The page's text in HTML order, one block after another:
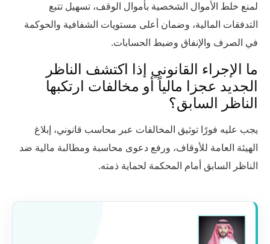
لمنع خلط الأموال الشخصية بأموال الوقف، تسهيل تتبع
التدفقات المالية، وضمان أعلى مستويات الشفافية والحوكمة
في الصرف والإنفاق وضبط الحسابات.
ما الإجراء القانوني إذا اكتشف الناظر
الجديد عجزا مالياً أو مخالفات ارتكبها
الناظر السابق؟
يجب عليه فورًا توثيق المخالفات عبر محاسب قانوني، إبلاغ
الهيئة العامة للأوقاف، ورفع دعوى محاسبة ومطالبة مالية ضد
الناظر السابق أمام المحكمة لحماية ذمته.